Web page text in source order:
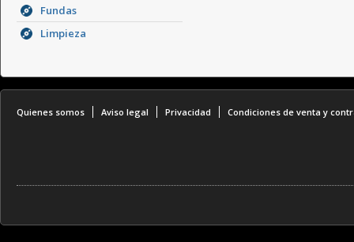
Fundas
Limpieza
Quienes somos Aviso legal Privacidad Condiciones de venta y